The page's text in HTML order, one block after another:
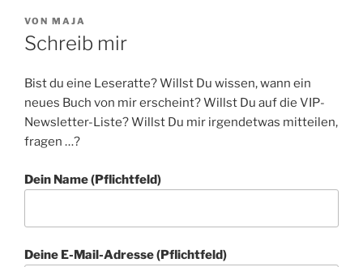
VERÖFFENTLICHT
AM
VON MAJA
Schreib mir
Bist du eine Leseratte? Willst Du wissen, wann ein
neues Buch von mir erscheint? Willst Du auf die VIP-
Newsletter-Liste? Willst Du mir irgendetwas mitteilen,
fragen …?
Dein Name (Pflichtfeld)
Deine E-Mail-Adresse (Pflichtfeld)